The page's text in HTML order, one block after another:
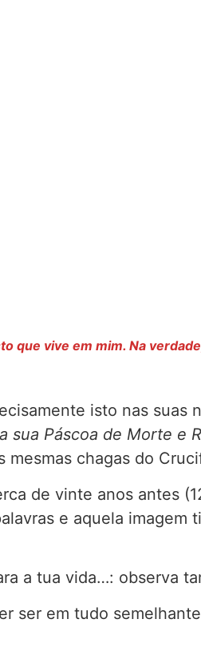
que vive em mim. Na
isto nas suas
sua Páscoa de Morte e
mesmas chagas do
de vinte anos antes
e aquela
a tua vida…: observa
ser em tudo